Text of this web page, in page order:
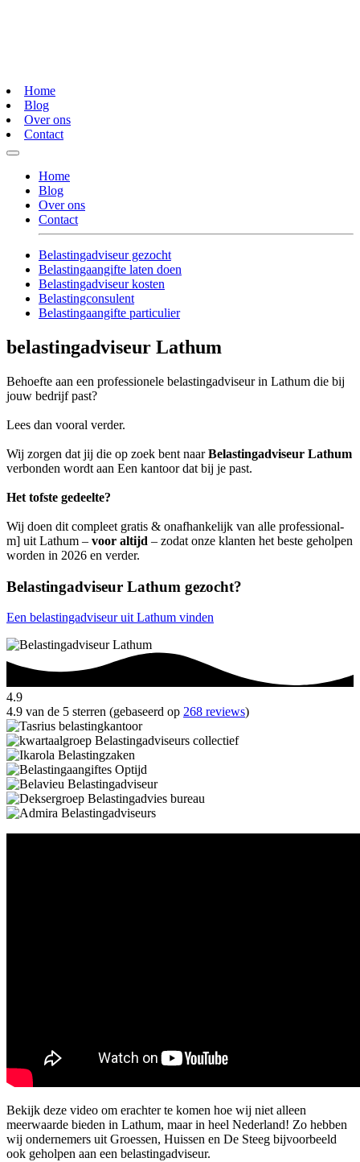
Home
Blog
Over ons
Contact
Home
Blog
Over ons
Contact
Belastingadviseur gezocht
Belastingaangifte laten doen
Belastingadviseur kosten
Belastingconsulent
Belastingaangifte particulier
belastingadviseur Lathum
Behoefte aan een professionele belastingadviseur in Lathum die bij
jouw bedrijf past?
Lees dan vooral verder.
Wij zorgen dat jij die op zoek bent naarBelastingadviseur Lathum
verbonden wordt aan Een kantoor dat bij je past.
Het tofste gedeelte?
Wij doen dit compleet gratis & onafhankelijk van alle professional-
m] uit Lathum – voor altijd – zodat onze klanten het beste geholpen
worden in 2026 en verder.
Belastingadviseur Lathum gezocht?
Een belastingadviseur uit Lathum vinden
4.9
4.9 van de 5 sterren (gebaseerd op 268 reviews)
Bekijk deze video om erachter te komen hoe wij niet alleen
meerwaarde bieden in Lathum, maar in heel Nederland! Zo hebben
wij ondernemers uit Groessen, Huissen en De Steeg bijvoorbeeld
ook geholpen aan een belastingadviseur.